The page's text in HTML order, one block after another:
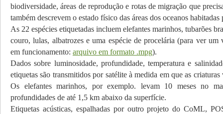
biodiversidade, áreas de reprodução e rotas de migração que
também descrevem o estado físico das áreas dos oceanos habitadas
As 22 espécies etiquetadas incluem elefantes marinhos, tubarões
couro, lulas, albatrozes e uma espécie de procelária (para ver um
em funcionamento: arquivo em formato .mpg).
Dados sobre luminosidade, profundidade, temperatura e
etiquetas são transmitidos por satélite à medida em que as
Os elefantes marinhos, por exemplo. levam 10 meses no
profundidades de até 1,5 km abaixo da superfície.
Etiquetas acústicas, espalhadas por outro projeto do CoML,